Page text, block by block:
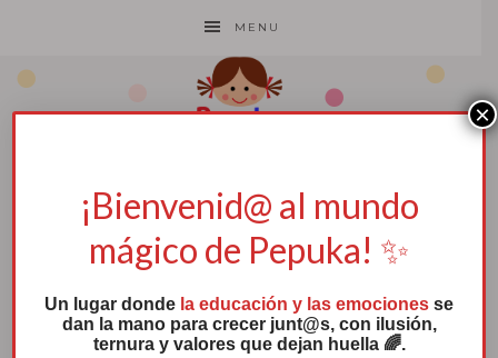
MENU
Pepuka
un cuento
y
¡Bienvenid@ al mundo
mágico de Pepuka! ✨
Un lugar donde la educación y las emociones se
dan la mano para crecer junt@s, con ilusión,
ternura y valores que dejan huella 🌈.
×